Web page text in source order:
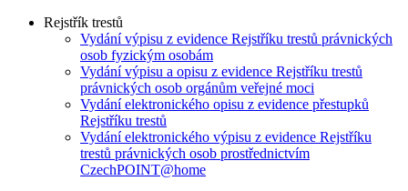
Rejstřík trestů
Vydání výpisu z evidence Rejstříku trestů právnických
osob fyzickým osobám
Vydání výpisu a opisu z evidence Rejstříku trestů
právnických osob orgánům veřejné moci
Vydání elektronického opisu z evidence přestupků
Rejstříku trestů
Vydání elektronického výpisu z evidence Rejstříku
trestů právnických osob prostřednictvím
CzechPOINT@home